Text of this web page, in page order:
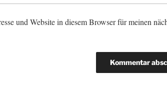
und Website in diesem Browser für meinen